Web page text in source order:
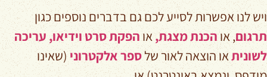
ויש לנו אפשרות לסייע לכם גם בדברים נוספים כגון
תרגום, אוהכנת מצגת,אוהפקת סרט וידיאו, עריכה
לשוניתאו הוצאה לאור שלספר אלקטרוני(שאינו